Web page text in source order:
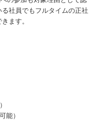
社員でもフルタイムの正社
ます。
能）